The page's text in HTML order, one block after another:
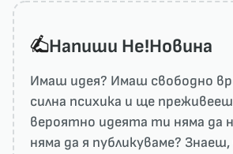
Напиши He!Новина
Имаш идея? Имаш свободно
силна психика и ще
вероятно идеята ти няма да
няма да я публикуваме? Знаеш,